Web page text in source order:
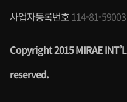
사업자등록번호114-81-59003
Copyright 2015 MIRAE
reserved.